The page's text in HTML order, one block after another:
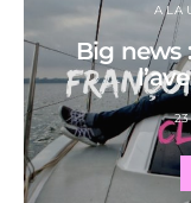
A LA
Big news